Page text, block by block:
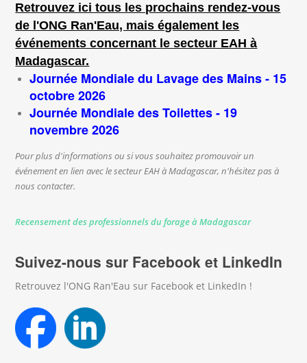
Retrouvez ici tous les prochains rendez-vous
de l'ONG Ran'Eau, mais également les
événements concernant le secteur EAH à
Madagascar.
Journée Mondiale du Lavage des Mains - 15
octobre 2026
Journée Mondiale des Toilettes - 19
novembre 2026
Pour plus d'informations ou si vous souhaitez promouvoir un
événement en lien avec le secteur EAH à Madagascar, n'hésitez pas à
nous contacter.
Recensement des professionnels du forage à Madagascar
Suivez-nous sur Facebook et LinkedIn
Retrouvez l'ONG Ran'Eau sur Facebook et LinkedIn !